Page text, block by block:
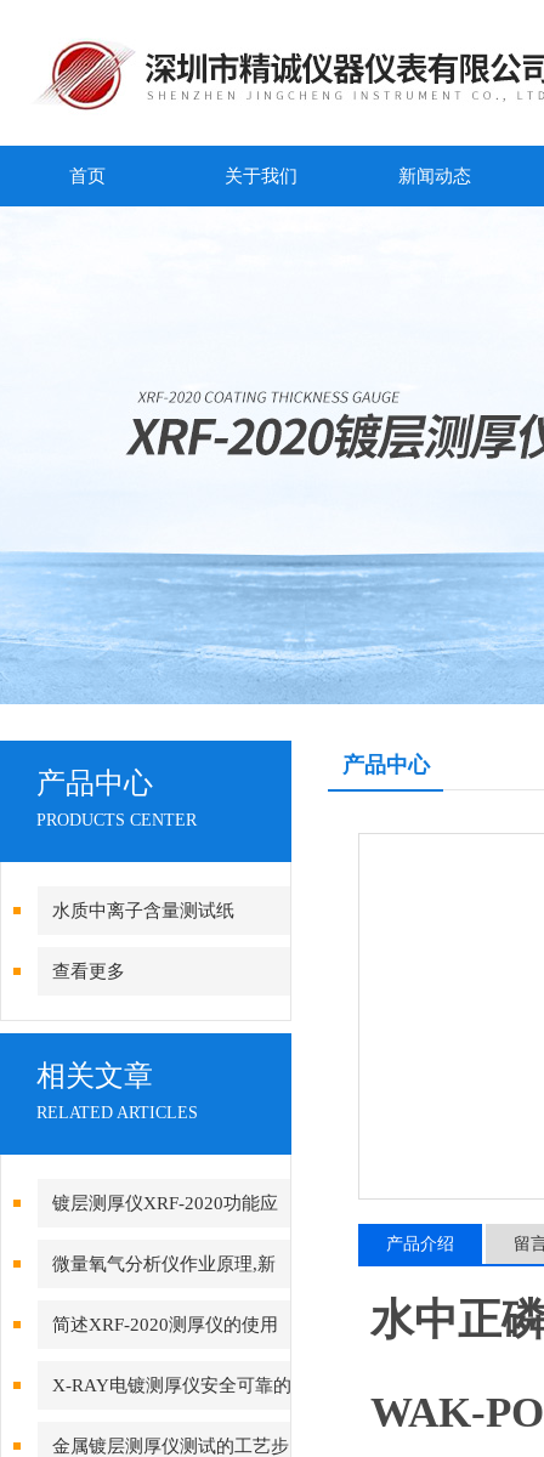
首页 关于我们 新闻动态
产品中心
PRODUCTS CENTER
水质中离子含量测试纸
查看更多
相关文章
RELATED ARTICLES
镀层测厚仪XRF-2020功能应
用及原理
微量氧气分析仪作业原理,新
手的你是否了解
简述XRF-2020测厚仪的使用
X-RAY电镀测厚仪安全可靠的
操作方法
金属镀层测厚仪测试的工艺步
产品中心
产品介绍 留
水中正
WAK-